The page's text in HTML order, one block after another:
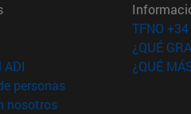
(abre en nueva ventana)
en nueva ventana)
(abre en nueva ventana)
personas(abre en nueva
nosotros(abre en nueva ventana)
TFNO
¿QUÉ
¿QUÉ